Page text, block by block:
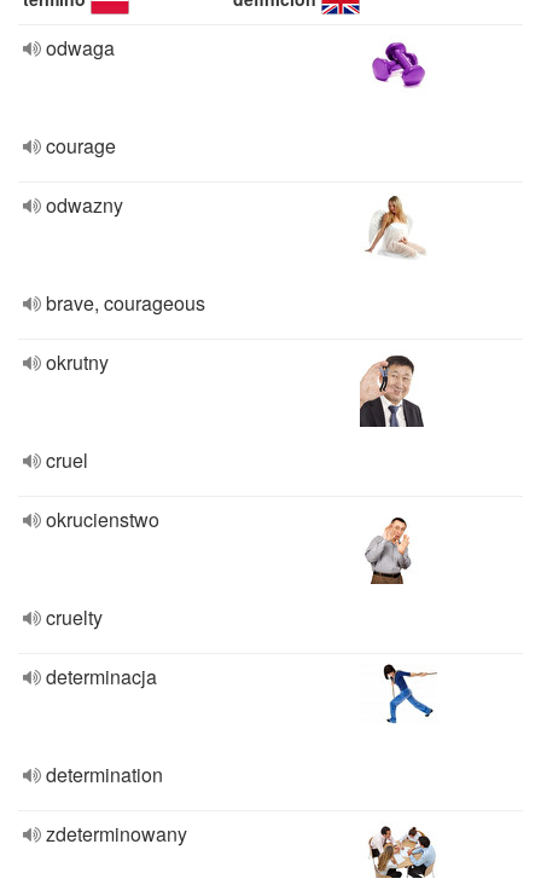
odwaga
courage
odwazny
brave, courageous
okrutny
cruel
okrucienstwo
cruelty
determinacja
determination
zdeterminowany